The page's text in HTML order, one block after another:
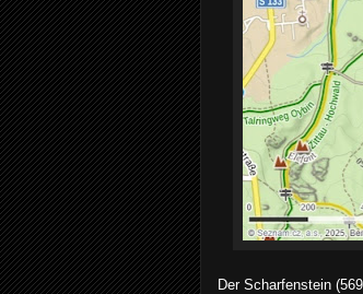
Der Scharfenstein